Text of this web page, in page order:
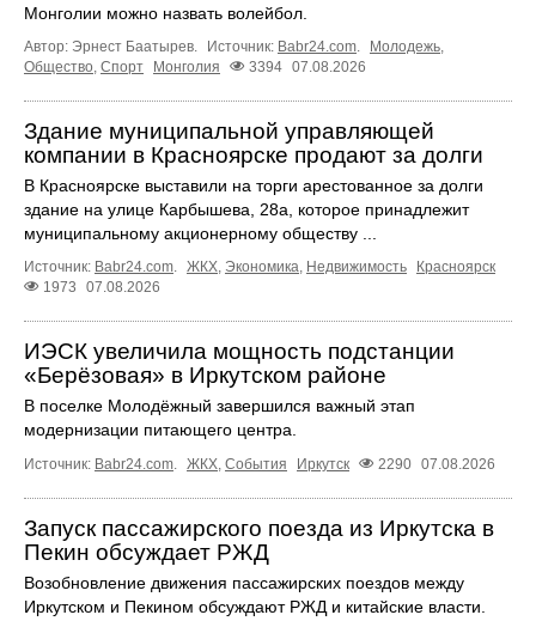
Монголии можно назвать волейбол.
Автор: Эрнест Баатырев. Источник: Babr24.com. Молодежь,
Общество, Спорт Монголия 3394 07.08.2026
Здание муниципальной управляющей
компании в Красноярске продают за долги
В Красноярске выставили на торги арестованное за долги
здание на улице Карбышева, 28а, которое принадлежит
муниципальному акционерному обществу ...
Источник: Babr24.com. ЖКХ, Экономика, Недвижимость
Красноярск
1973
07.08.2026
ИЭСК увеличила мощность подстанции
«Берёзовая» в Иркутском районе
В поселке Молодёжный завершился важный этап
модернизации питающего центра.
Источник: Babr24.com. ЖКХ, События Иркутск 2290 07.08.2026
Запуск пассажирского поезда из Иркутска в
Пекин обсуждает РЖД
Возобновление движения пассажирских поездов между
Иркутском и Пекином обсуждают РЖД и китайские власти.